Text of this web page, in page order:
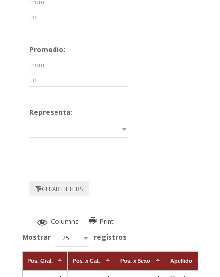
Promedio:
Representa:
CLEAR FILTERS
Columns
Print
Mostrar
25 registros
Pos. Gral. Pos. x Cat. Pos. x Sexo Apellido